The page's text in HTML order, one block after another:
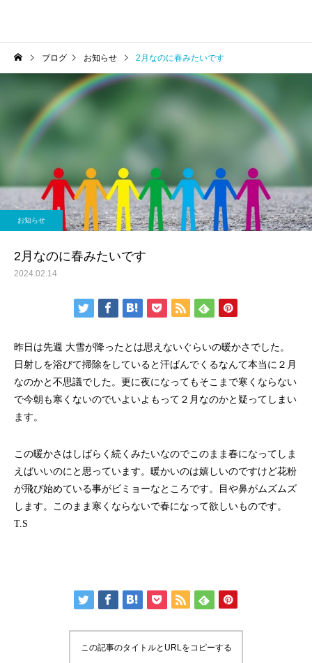
ブログ お知らせ 2月なのに春みたいです
お知らせ
2月なのに春みたいです
2024.02.14
昨日は先週 大雪が降ったとは思えないぐらいの暖かさでした。
日射しを浴びて掃除をしていると汗ばんでくるなんて本当に２月
なのかと不思議でした。更に夜になってもそこまで寒くならない
で今朝も寒くないのでいよいよもって２月なのかと疑ってしまい
ます。
この暖かさはしばらく続くみたいなのでこのまま春になってしま
えばいいのにと思っています。暖かいのは嬉しいのですけど花粉
が飛び始めている事がビミョーなところです。目や鼻がムズムズ
します。このまま寒くならないで春になって欲しいものです。
T.S
この記事のタイトルとURLをコピーする